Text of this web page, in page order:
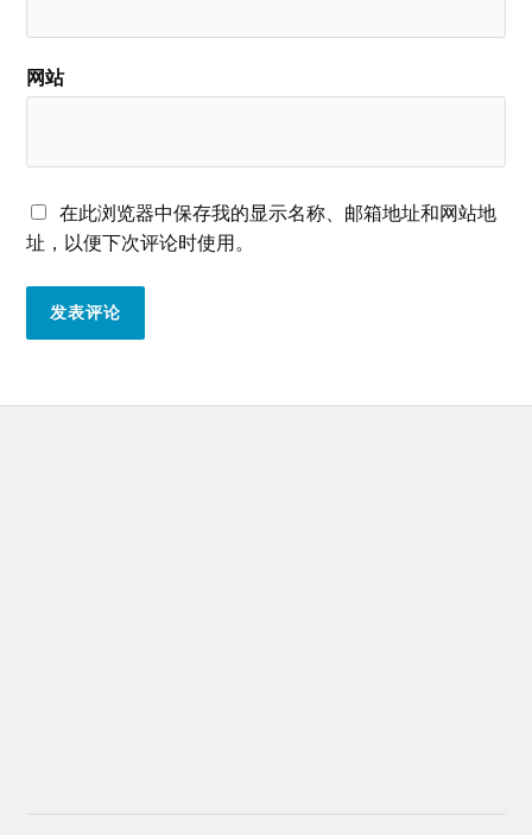
网站
在此浏览器中保存我的显示名称、邮箱地址和网站地
址，以便下次评论时使用。